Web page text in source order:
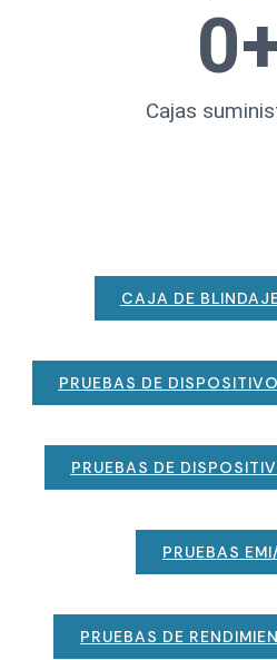
Cajas
0
CAJA DE
PRUEBAS DE
PRUEBAS DE
PRUEBAS
PRUEBAS DE